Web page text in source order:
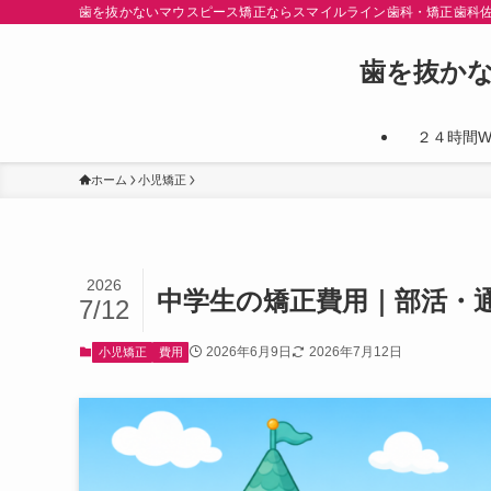
歯を抜かないマウスピース矯正ならスマイルライン歯科・矯正歯科
歯を抜か
２４時間
ホーム 小児矯正
中学生の矯正費用｜部活・
2026
7/12
小児矯正 費用 2026年6月9日 2026年7月12日